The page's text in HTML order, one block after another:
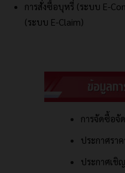
การสั่งซื้อบุหรี่ (ระบบ E-
(ระบบ E-Claim)
การจัดซื้อจั
ประกาศราค
ประกาศเชิ